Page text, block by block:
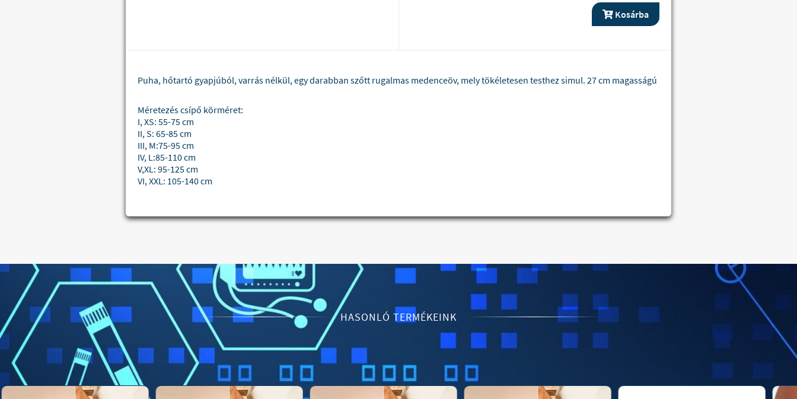
Kosárba
Puha, hőtartó gyapjúból, varrás nélkül, egy darabban szőtt rugalmas medenceöv, mely tökéletesen testhez simul. 27 cm magasságú
Méretezés csípő körméret:
I, XS: 55-75 cm
II, S: 65-85 cm
III, M:75-95 cm
IV, L:85-110 cm
V,XL: 95-125 cm
VI, XXL: 105-140 cm
HASONLÓ TERMÉKEINK